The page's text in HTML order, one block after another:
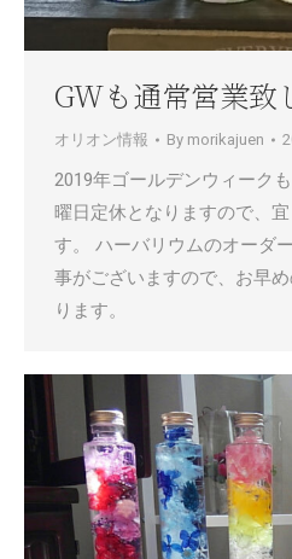
GWも通常営業致
オリオン情報 By morikajuen
2019年ゴールデンウィーク
曜日定休となりますので、
す。 ハーバリウムのオーダ
事がございますので、お早
ります。